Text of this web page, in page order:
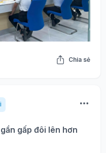
Chia sẻ
gấp đôi lên hơn